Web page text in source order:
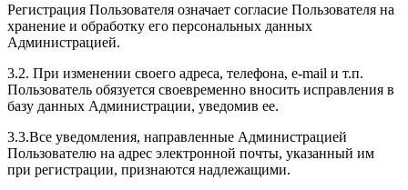
Регистрация Пользователя означает согласие Пользователя на
хранение и обработку его персональных данных
Администрацией.
3.2. При изменении своего адреса, телефона, e-mail и т.п.
Пользователь обязуется своевременно вносить исправления в
базу данных Администрации, уведомив ее.
3.3.Все уведомления, направленные Администрацией
Пользователю на адрес электронной почты, указанный им
при регистрации, признаются надлежащими.